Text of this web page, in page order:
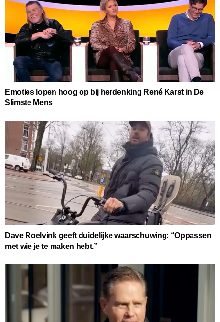
Emoties lopen hoog op bij herdenking René Karst in De
Slimste Mens
Dave Roelvink geeft duidelijke waarschuwing: “Oppassen
met wie je te maken hebt.”